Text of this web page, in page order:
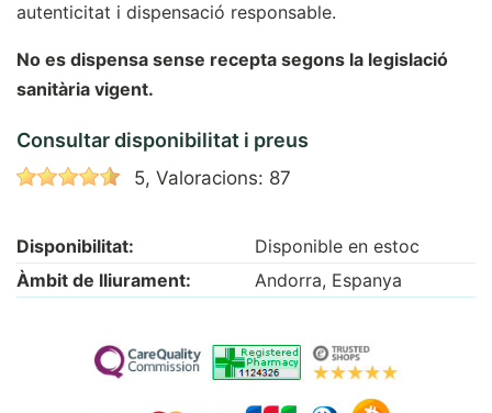
autenticitat i dispensació responsable.
No es dispensa sense recepta segons la legislació
sanitària vigent.
Consultar disponibilitat i preus
5, Valoracions: 87
Disponibilitat:
Disponible en estoc
Àmbit de lliurament:
Andorra, Espanya